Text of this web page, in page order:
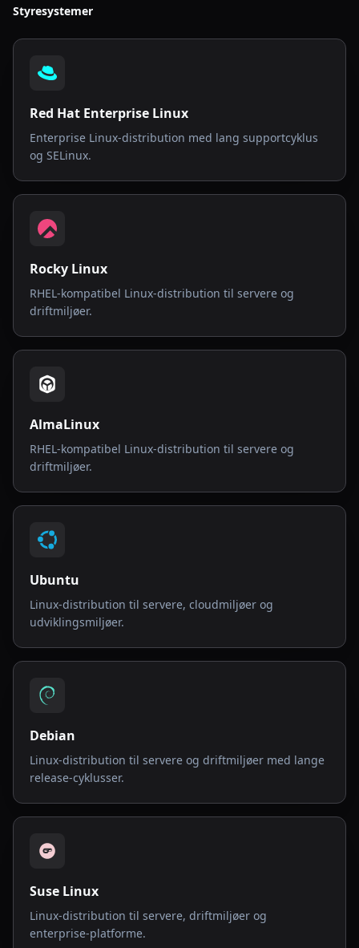
Styresystemer
Red Hat Enterprise Linux
Enterprise Linux-distribution med lang supportcyklus
og SELinux.
Rocky Linux
RHEL-kompatibel Linux-distribution til servere og
driftmiljøer.
AlmaLinux
RHEL-kompatibel Linux-distribution til servere og
driftmiljøer.
Ubuntu
Linux-distribution til servere, cloudmiljøer og
udviklingsmiljøer.
Debian
Linux-distribution til servere og driftmiljøer med lange
release-cyklusser.
Suse Linux
Linux-distribution til servere, driftmiljøer og
enterprise-platforme.